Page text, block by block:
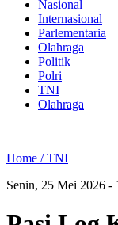
Nasional
Internasional
Parlementaria
Olahraga
Politik
Polri
TNI
Olahraga
Home /TNI
Senin, 25 Mei 2026 -